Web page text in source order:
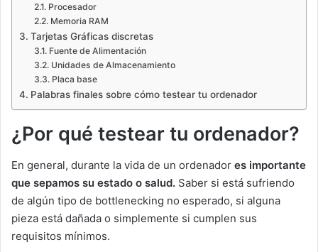
Procesador
Memoria RAM
Tarjetas Gráficas discretas
Fuente de Alimentación
Unidades de Almacenamiento
Placa base
Palabras finales sobre cómo testear tu ordenador
¿Por qué testear tu ordenador?
En general, durante la vida de un ordenador es importante
que sepamos su estado o salud. Saber si está sufriendo
de algún tipo de bottlenecking no esperado, si alguna
pieza está dañada o simplemente si cumplen sus
requisitos mínimos.